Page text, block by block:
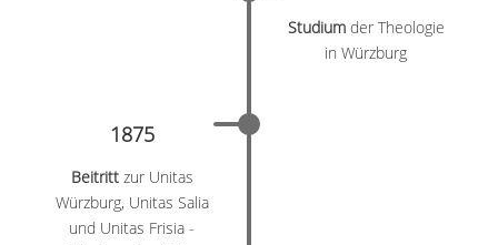
Studium der Theologie
in Würzburg
1875
Beitritt zur Unitas
Würzburg, Unitas Salia
und Unitas Frisia -